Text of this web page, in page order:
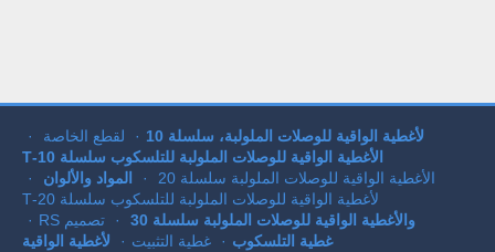
لأغطية الواقية للوصلات الملولبة، سلسلة 10
لقطع الخاصة
الأغطية الواقية للوصلات الملولبة للتلسكوب سلسلة 10-T
الأغطية الواقية للوصلات الملولبة سلسلة 20
المواد والألوان
لأغطية الواقية للوصلات الملولبة للتلسكوب سلسلة 20-T
والأغطية الواقية للوصلات الملولبة سلسلة 30
تصميم RS
غطية التلسكوب
غطية التثبيت لأغطية الواقية